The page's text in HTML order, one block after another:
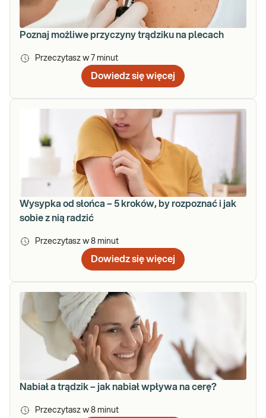
Poznaj możliwe przyczyny trądziku na plecach
Przeczytasz w 7 minut
Dowiedz się więcej
Wysypka od słońca – 5 kroków, by rozpoznać i jak
sobie z nią radzić
Przeczytasz w 8 minut
Dowiedz się więcej
Nabiał a trądzik – jak nabiał wpływa na cerę?
Przeczytasz w 8 minut